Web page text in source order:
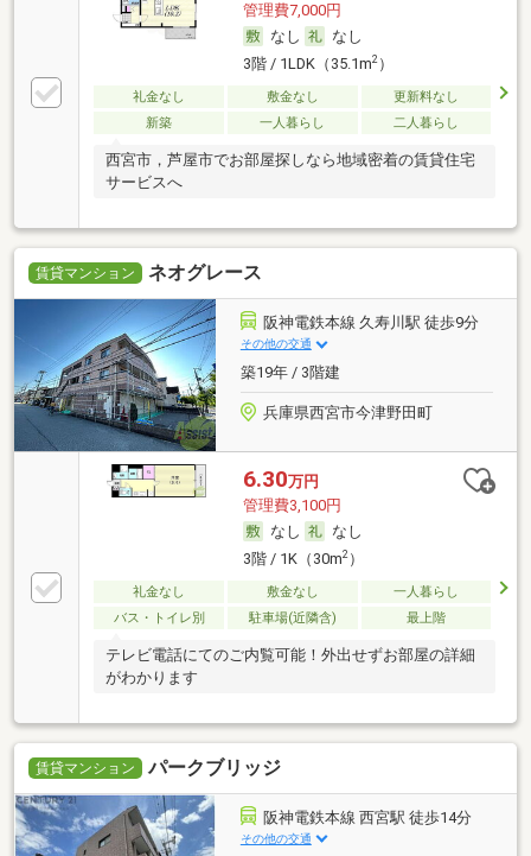
管理費7,000円
なし
なし
3階 / 1LDK（35.1m2）
礼金なし 敷金なし
更新料なし
新築
一人暮らし 二人暮らし
西宮市，芦屋市でお部屋探しなら地域密着の賃貸住宅
サービスへ
賃貸マンション ネオグレース
阪神電鉄本線 久寿川駅 徒歩9分
その他の交通
築19年 / 3階建
兵庫県西宮市今津野田町
6.30万円
管理費3,100円
なし
なし
3階 / 1K（30m2）
礼金なし 敷金なし
一人暮らし
バス・トイレ別
駐車場(近隣含) 最上階
テレビ電話にてのご内覧可能！外出せずお部屋の詳細
がわかります
賃貸マンション パークブリッジ
阪神電鉄本線 西宮駅 徒歩14分
その他の交通